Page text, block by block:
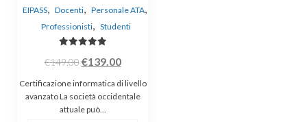
EIPASS, Docenti, Personale ATA,
Professionisti, Studenti
5.00
€149.00 Il
prezzo
originale
era:
€139.00Il
prezzo
attuale
Certificazione informatica di livello
avanzato La società occidentale
attuale può…